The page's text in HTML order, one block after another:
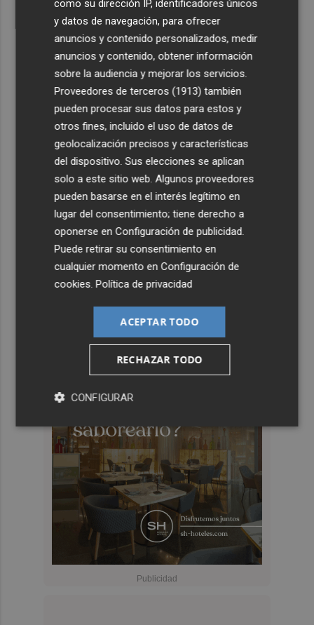
como su dirección IP, identificadores únicos
y datos de navegación, para ofrecer
anuncios y contenido personalizados, medir
anuncios y contenido, obtener información
sobre la audiencia y mejorar los servicios.
Proveedores de terceros (1913) también
pueden procesar sus datos para estos y
otros fines, incluido el uso de datos de
geolocalización precisos y características
del dispositivo. Sus elecciones se aplican
solo a este sitio web. Algunos proveedores
pueden basarse en el interés legítimo en
lugar del consentimiento; tiene derecho a
oponerse enConfiguración de publicidad
Puede retirar su consentimiento en
cualquier momento enConfiguración de
cookies .Política de privacidad
ACEPTAR TODO
RECHAZAR TODO
CONFIGURAR